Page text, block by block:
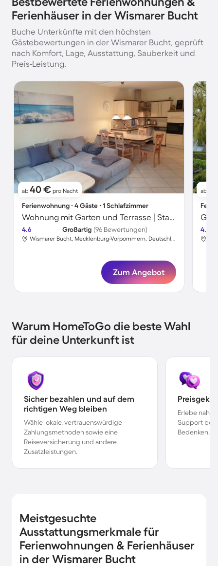
Ferienhäuser in der Wismarer Bucht
Buche Unterkünfte mit den höchsten
Gästebewertungen in der Wismarer Bucht, geprüft
nach Komfort, Lage, Ausstattung, Sauberkeit und
Preis-Leistung.
ab 40 € pro Nacht
Ferienwohnung ∙ 4 Gäste ∙ 1 Schlafzimmer
Wohnung mit Garten und Terrasse | Stadtblick
4.6 Großartig (96 Bewertungen)
Wismarer Bucht, Mecklenburg-Vorpommern, Deutschland
Zum Angebot
ab
4.7
Warum HomeToGo die beste Wahl
für deine Unterkunft ist
Sicher bezahlen und auf dem
richtigen Weg bleiben
Wähle lokale, vertrauenswürdige
Zahlungsmethoden sowie eine
Reiseversicherung und andere
Zusatzleistungen.
Erlebe
Support bei
Bedenken.
Meistgesuchte
Ausstattungsmerkmale für
Ferienwohnungen & Ferienhäuser
in der Wismarer Bucht